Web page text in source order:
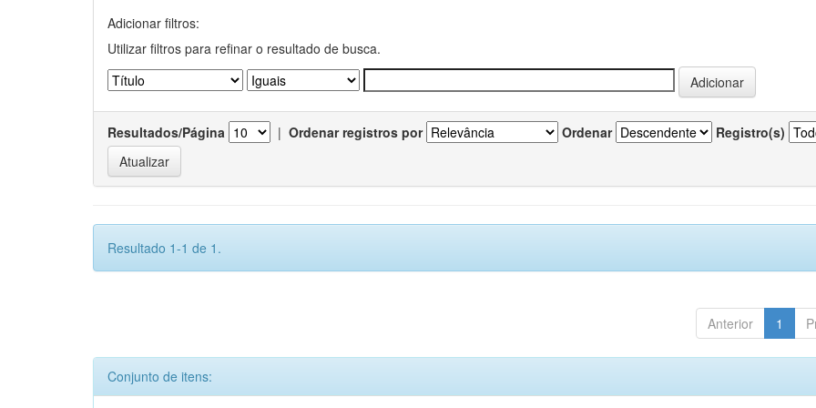
Adicionar filtros:
Utilizar filtros para refinar o resultado de busca.
Resultados/Página | Ordenar registros por Ordenar Registro(s)
Resultado 1-1 de 1.
Anterior 1
Conjunto de itens: